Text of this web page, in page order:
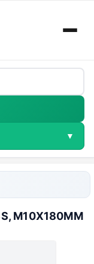
▼
M10X180MM